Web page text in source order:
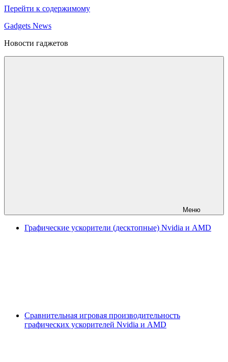
Перейти к содержимому
Gadgets News
Новости гаджетов
Меню
Графические ускорители (десктопные) Nvidia и AMD
Сравнительная игровая производительность
графических ускорителей Nvidia и AMD